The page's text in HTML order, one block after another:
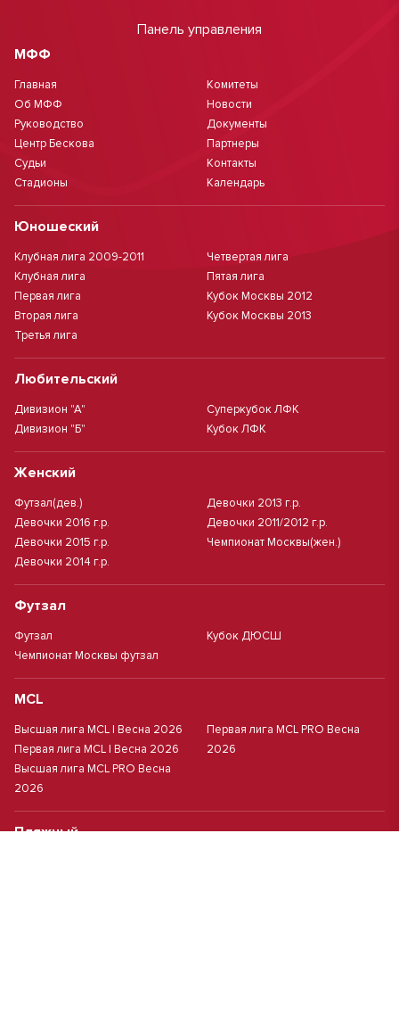
Панель управления
МФФ
Главная
Об МФФ
Руководство
Центр Бескова
Судьи
Стадионы
Комитеты
Новости
Документы
Партнеры
Контакты
Календарь
Юношеский
Клубная лига 2009-2011
Клубная лига
Первая лига
Вторая лига
Третья лига
Четвертая лига
Пятая лига
Кубок Москвы 2012
Кубок Москвы 2013
Любительский
Дивизион "А"
Дивизион "Б"
Суперкубок ЛФК
Кубок ЛФК
Женский
Футзал(дев.)
Девочки 2016 г.р.
Девочки 2015 г.р.
Девочки 2014 г.р.
Девочки 2013 г.р.
Девочки 2011/2012 г.р.
Чемпионат Москвы(жен.)
Футзал
Футзал
Чемпионат Москвы футзал
Кубок ДЮСШ
MCL
Высшая лига MCL | Весна 2026
Первая лига MCL | Весна 2026
Высшая лига MCL PRO Весна
2026
Первая лига MCL PRO Весна
2026
Пляжный